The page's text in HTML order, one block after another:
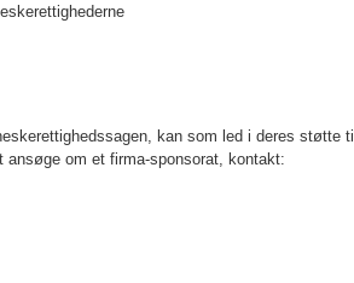
kan som led i deres støtte til
om et firma-sponsorat, kontakt: